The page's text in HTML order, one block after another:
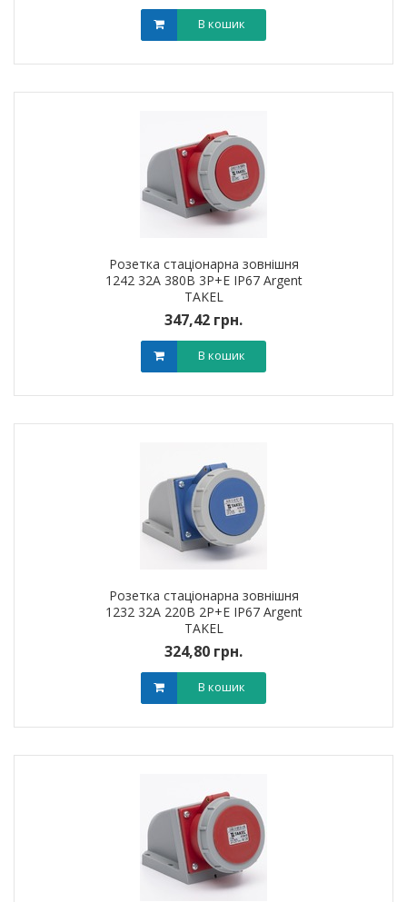
В кошик
Розетка стаціонарна зовнішня
1242 32А 380В 3Р+Е IP67 Argent
TAKEL
347,42 грн.
В кошик
Розетка стаціонарна зовнішня
1232 32А 220В 2Р+Е IP67 Argent
TAKEL
324,80 грн.
В кошик